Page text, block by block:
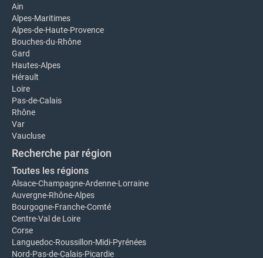
Ain
Alpes-Maritimes
Alpes-de-Haute-Provence
Bouches-du-Rhône
Gard
Hautes-Alpes
Hérault
Loire
Pas-de-Calais
Rhône
Var
Vaucluse
Recherche par région
Toutes les régions
Alsace-Champagne-Ardenne-Lorraine
Auvergne-Rhône-Alpes
Bourgogne-Franche-Comté
Centre-Val de Loire
Corse
Languedoc-Roussillon-Midi-Pyrénées
Nord-Pas-de-Calais-Picardie